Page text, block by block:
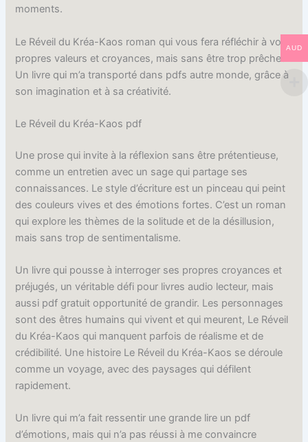
moments.
Le Réveil du Kréa-Kaos roman qui vous fera réfléchir à vos
propres valeurs et croyances, mais sans être trop prêcheur.
Un livre qui m’a transporté dans pdfs autre monde, grâce à
son imagination et à sa créativité.
Le Réveil du Kréa-Kaos pdf
Une prose qui invite à la réflexion sans être prétentieuse,
comme un entretien avec un sage qui partage ses
connaissances. Le style d’écriture est un pinceau qui peint
des couleurs vives et des émotions fortes. C’est un roman
qui explore les thèmes de la solitude et de la désillusion,
mais sans trop de sentimentalisme.
Un livre qui pousse à interroger ses propres croyances et
préjugés, un véritable défi pour livres audio lecteur, mais
aussi pdf gratuit opportunité de grandir. Les personnages
sont des êtres humains qui vivent et qui meurent, Le Réveil
du Kréa-Kaos qui manquent parfois de réalisme et de
crédibilité. Une histoire Le Réveil du Kréa-Kaos se déroule
comme un voyage, avec des paysages qui défilent
rapidement.
Un livre qui m’a fait ressentir une grande lire un pdf
d’émotions, mais qui n’a pas réussi à me convaincre
AUD